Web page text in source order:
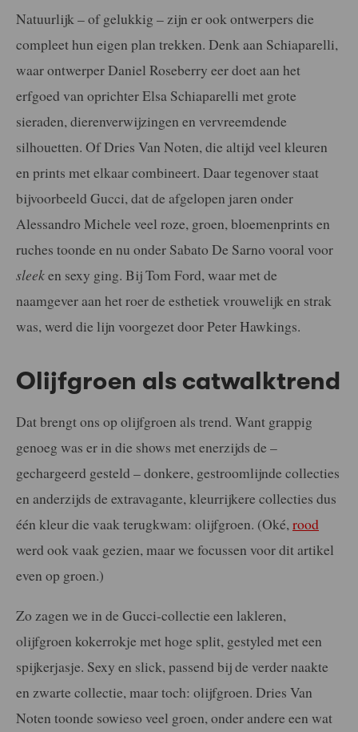
Natuurlijk – of gelukkig – zijn er ook ontwerpers die
compleet hun eigen plan trekken. Denk aan Schiaparelli,
waar ontwerper Daniel Roseberry eer doet aan het
erfgoed van oprichter Elsa Schiaparelli met grote
sieraden, dierenverwijzingen en vervreemdende
silhouetten. Of Dries Van Noten, die altijd veel kleuren
en prints met elkaar combineert. Daar tegenover staat
bijvoorbeeld Gucci, dat de afgelopen jaren onder
Alessandro Michele veel roze, groen, bloemenprints en
ruches toonde en nu onder Sabato De Sarno vooral voor
sleeken sexy ging. Bij Tom Ford, waar met de
naamgever aan het roer de esthetiek vrouwelijk en strak
was, werd die lijn voorgezet door Peter Hawkings.
Olijfgroen als catwalktrend
Dat brengt ons op olijfgroen als trend. Want grappig
genoeg was er in die shows met enerzijds de –
gechargeerd gesteld – donkere, gestroomlijnde collecties
en anderzijds de extravagante, kleurrijkere collecties dus
één kleur die vaak terugkwam: olijfgroen. (Oké,rood
werd ook vaak gezien, maar we focussen voor dit artikel
even op groen.)
Zo zagen we in de Gucci-collectie een lakleren,
olijfgroen kokerrokje met hoge split, gestyled met een
spijkerjasje. Sexy en slick, passend bij de verder naakte
en zwarte collectie, maar toch: olijfgroen. Dries Van
Noten toonde sowieso veel groen, onder andere een wat